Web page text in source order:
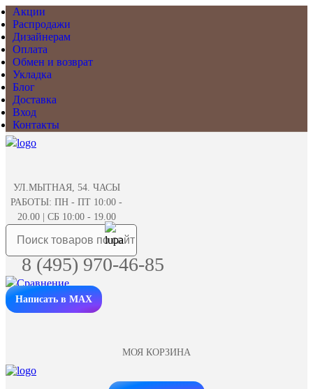
Акции
Распродажи
Дизайнерам
Оплата
Обмен и возврат
Укладка
Блог
Доставка
Вход
Контакты
УЛ.МЫТНАЯ, 54. ЧАСЫ
РАБОТЫ: ПН - ПТ 10:00 -
20.00 | СБ 10:00 - 19.00
8 (495) 970-46-85
Написать в MAX
МОЯ КОРЗИНА
Заказать звонок